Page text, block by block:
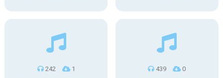
242 1 439 0